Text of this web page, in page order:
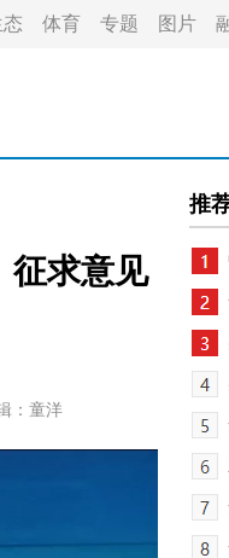
体育 专题 图片
征求意见
：童洋
推